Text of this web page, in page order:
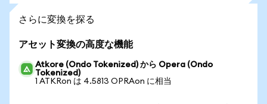
さらに変換を探る
アセット変換の高度な機能
Atkore (Ondo Tokenized) から Opera (Ondo
Tokenized)
1 ATKRon は 4.5813 OPRAon に相当